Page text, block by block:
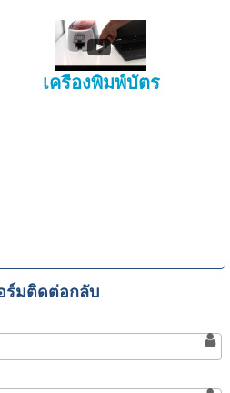
เครื่องพิมพ์บัตร
ร์มติดต่อกลับ